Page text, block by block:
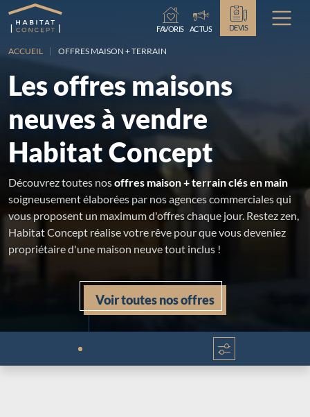
Chargement...
FAVORIS ACTUS DEVIS
ACCUEIL OFFRES MAISON + TERRAIN
Les offres maisons
neuves à vendre
Habitat Concept
Découvrez toutes nosoffres maison + terrain clés en main
soigneusement élaborées par nos agences commerciales qui
vous proposent un maximum d'offres chaque jour. Restez zen,
Habitat Concept réalise votre rêve pour que vous deveniez
propriétaire d'une maison neuve tout inclus !
Voir toutes nos offres
Chargement...